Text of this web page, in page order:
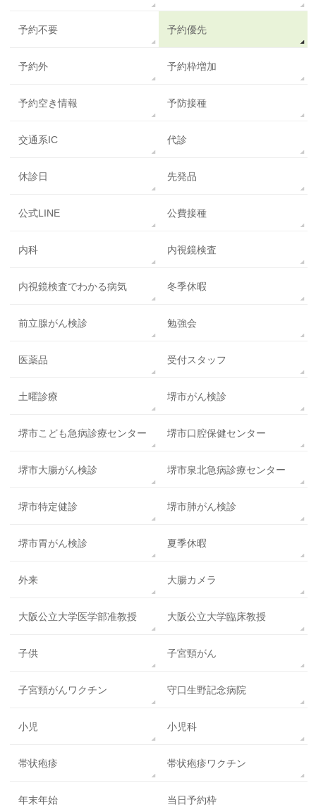
予約不要 予約優先
予約外 予約枠増加
予約空き情報 予防接種
交通系IC 代診
休診日 先発品
公式LINE 公費接種
内科 内視鏡検査
内視鏡検査でわかる病気 冬季休暇
前立腺がん検診 勉強会
医薬品 受付スタッフ
土曜診療 堺市がん検診
堺市こども急病診療センター 堺市口腔保健センター
堺市大腸がん検診 堺市泉北急病診療センター
堺市特定健診 堺市肺がん検診
堺市胃がん検診 夏季休暇
外来 大腸カメラ
大阪公立大学医学部准教授 大阪公立大学臨床教授
子供 子宮頸がん
子宮頸がんワクチン 守口生野記念病院
小児 小児科
帯状疱疹 帯状疱疹ワクチン
年末年始 当日予約枠